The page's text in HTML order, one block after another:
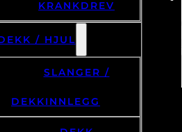
/ HJUL
SLANGER /
DEKK